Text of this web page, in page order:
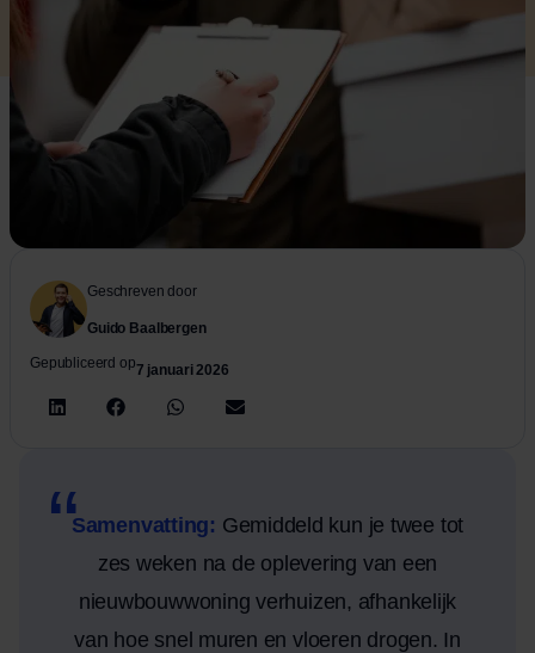
Geschreven door
Guido Baalbergen
Gepubliceerd op7 januari 2026
Samenvatting: Gemiddeld kun je twee tot
zes weken na de oplevering van een
nieuwbouwwoning verhuizen, afhankelijk
van hoe snel muren en vloeren drogen. In